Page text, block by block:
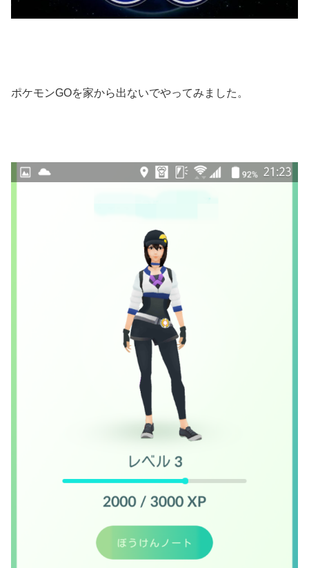
ポケモンGOを家から出ないでやってみました。